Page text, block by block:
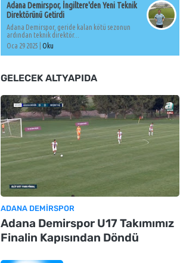
Adana Demirspor, İngiltere'den Yeni Teknik
Direktörünü Getirdi
Adana Demirspor, geride kalan kötü sezonun
ardından teknik direktör...
Oca 29 2025 |
Oku
GELECEK ALTYAPIDA
ADANA DEMIRSPOR
Adana Demirspor U17 Takımımız
Finalin Kapısından Döndü